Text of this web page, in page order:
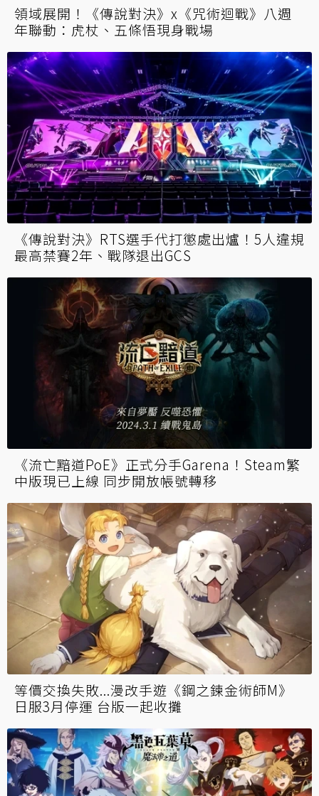
領域展開！《傳說對決》x《咒術迴戰》八週
年聯動：虎杖、五條悟現身戰場
《傳說對決》RTS選手代打懲處出爐！5人違規
最高禁賽2年、戰隊退出GCS
《流亡黯道PoE》正式分手Garena！Steam繁
中版現已上線 同步開放帳號轉移
等價交換失敗...漫改手遊《鋼之鍊金術師M》
日服3月停運 台版一起收攤